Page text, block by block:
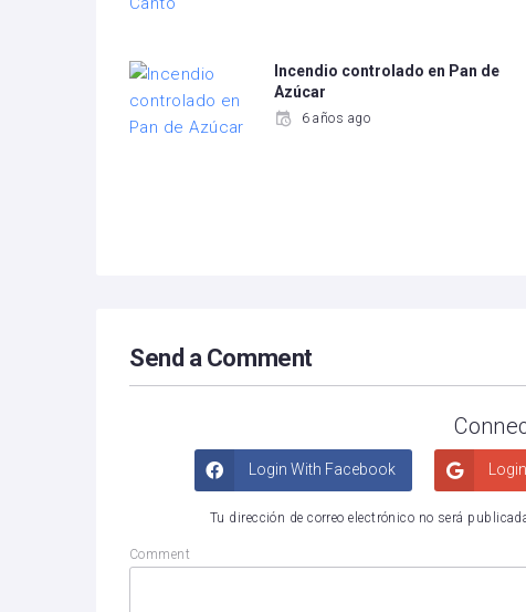
Incendio controlado en Pan de
Azúcar
6 años ago
Send a Comment
Login With Facebook
Tu dirección de correo electrónico no será
Comment